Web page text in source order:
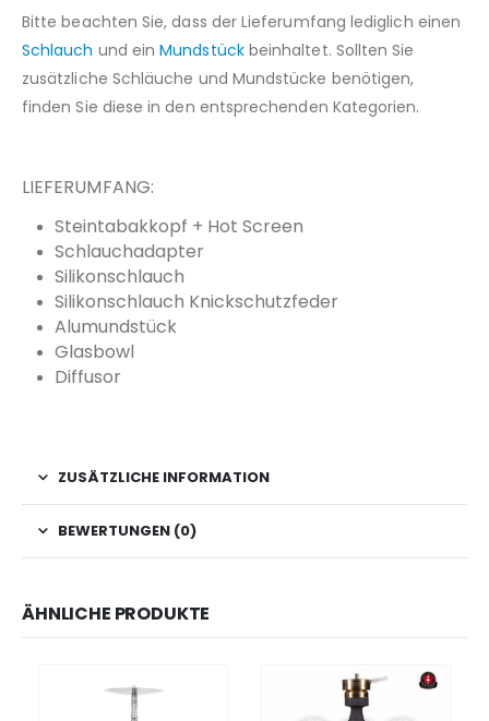
Bitte beachten Sie, dass der Lieferumfang lediglich einen
Schlauch und einMundstückbeinhaltet. Sollten Sie
zusätzliche Schläuche und Mundstücke benötigen,
finden Sie diese in den entsprechenden Kategorien.
LIEFERUMFANG:
Steintabakkopf + Hot Screen
Schlauchadapter
Silikonschlauch
Silikonschlauch Knickschutzfeder
Alumundstück
Glasbowl
Diffusor
ZUSÄTZLICHE INFORMATION
BEWERTUNGEN (0)
ÄHNLICHE PRODUKTE